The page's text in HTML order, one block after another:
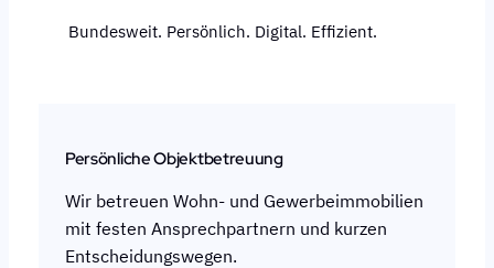
Bundesweit. Persönlich. Digital. Effizient.
Persönliche Objektbetreuung
Wir betreuen Wohn- und Gewerbeimmobilien
mit festen Ansprechpartnern und kurzen
Entscheidungswegen.